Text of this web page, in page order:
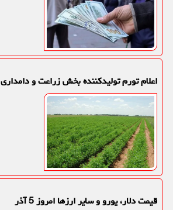
اعلام تورم تولیدکننده بخش زراعت و دامداری
قیمت دلار، یورو و سایر ارزها امروز 5 آذر